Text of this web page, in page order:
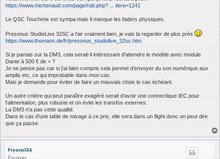
https://www.michenaud.com/page/rub.php? ... itere=1241
Le QSC Touchmix est sympa mais il manque les faders physiques.
Presonus StudioLive 32SC a l'air vraiment bien, je vais la regarder de plus près
https://www.thomann.de/fr/presonus_studiolive_32sc.htm
Si je partais sur la DM3, cela serait-il intéressant d'attendre le modèle avec module
Dante à 500 € de + ?
Je ne pense pas car si j'ai bien compris cela permet d'envoyer du son numérique aux
amplis etc, ce qui improbable dans mon cas.
Mais je demande pour éviter de faire un mauvais choix le cas échéant.
Un autre critère qui peut paraître exagéré serait d'avoir une connectique IEC pour
l'alimentation, plus robuste et on évite les transfos externes.
La DM3 n'a pas cette qualité.
Dans le cas d'une table de mixage à ce prix, elle sera dans un flight donc on peut dire
que ça passe.
Fresnel34